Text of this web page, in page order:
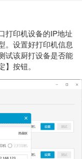
打印机设备的IP地址
。设置好打印机信息
试该厨打设备是否能
按钮。